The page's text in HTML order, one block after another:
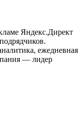
Яндекс.Директ
ежедневная
— лидер